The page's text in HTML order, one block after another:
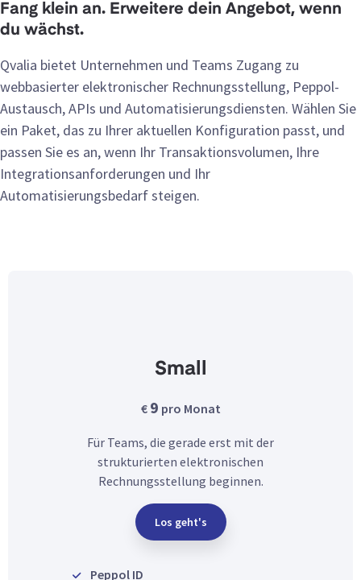
Fang klein an. Erweitere dein Angebot, wenn
du wächst.
Qvalia bietet Unternehmen und Teams Zugang zu
webbasierter elektronischer Rechnungsstellung, Peppol-
Austausch, APIs und Automatisierungsdiensten. Wählen Sie
ein Paket, das zu Ihrer aktuellen Konfiguration passt, und
passen Sie es an, wenn Ihr Transaktionsvolumen, Ihre
Integrationsanforderungen und Ihr
Automatisierungsbedarf steigen.
Small
€ 9 pro Monat
Für Teams, die gerade erst mit der
strukturierten elektronischen
Rechnungsstellung beginnen.
Los geht's
Peppol ID